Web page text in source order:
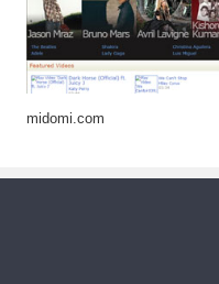
midomi.com